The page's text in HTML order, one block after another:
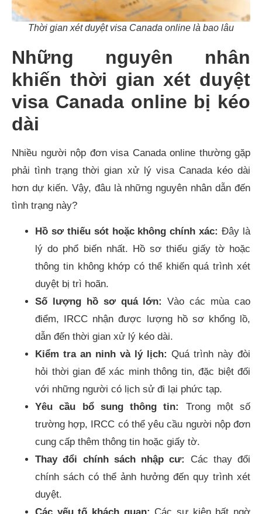
Thời gian xét duyệt visa Canada online là bao lâu
Những nguyên nhân
khiến thời gian xét duyệt
visa Canada online bị kéo
dài
Nhiều người nộp đơn visa Canada online thường gặp
phải tình trạng thời gian xử lý visa Canada kéo dài
hơn dự kiến. Vậy, đâu là những nguyên nhân dẫn đến
tình trạng này?
Hồ sơ thiếu sót hoặc không chính xác:Đây là
lý do phổ biến nhất. Hồ sơ thiếu giấy tờ hoặc
thông tin không khớp có thể khiến quá trình xét
duyệt bị trì hoãn.
Số lượng hồ sơ quá lớn: Vào các mùa cao
điểm, IRCC nhận được lượng hồ sơ khổng lồ,
dẫn đến thời gian xử lý kéo dài.
Kiểm tra an ninh và lý lịch: Quá trình này đòi
hỏi thời gian để xác minh thông tin, đặc biệt đối
với những người có lịch sử đi lại phức tạp.
Yêu cầu bổ sung thông tin:
Trong một số
trường hợp, IRCC có thể yêu cầu người nộp đơn
cung cấp thêm thông tin hoặc giấy tờ.
Thay đổi chính sách nhập cư:
Các thay đổi
chính sách có thể ảnh hưởng đến quy trình xét
duyệt.